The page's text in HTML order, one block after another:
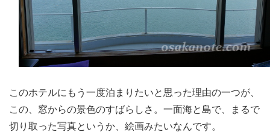
このホテルにもう一度泊まりたいと思った理由の一つが、
この、窓からの景色のすばらしさ。一面海と島で、まるで
切り取った写真というか、絵画みたいなんです。